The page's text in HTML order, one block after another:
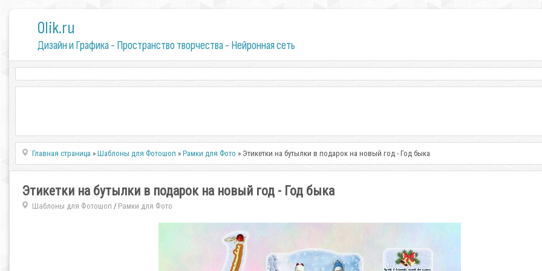
0lik.ru
Дизайн и Графика - Пространство творчества - Нейронная сеть
Главная страница »Шаблоны для Фотошоп »Рамки для Фото » Этикетки на бутылки в подарок на новый год - Год быка
Этикетки на бутылки в подарок на новый год - Год быка
Шаблоны для Фотошоп / Рамки для Фото